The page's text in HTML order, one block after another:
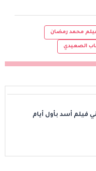
محمد رمضان
الصعيدي
فيلم أسد بأول أيام